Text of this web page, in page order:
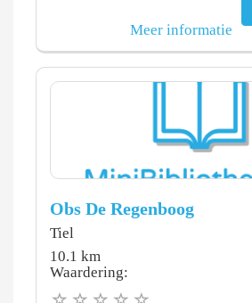
Meer informatie
Obs De Regenboog
Tiel
10.1 km
Waardering: